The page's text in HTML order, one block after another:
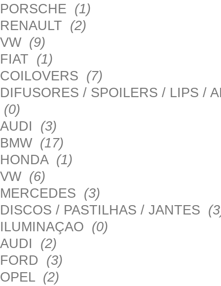
PORSCHE (1)
RENAULT (2)
VW (9)
FIAT (1)
COILOVERS (7)
DIFUSORES / SPOILERS / LIPS /
(0)
AUDI (3)
BMW (17)
HONDA (1)
VW (6)
MERCEDES (3)
DISCOS / PASTILHAS / JANTES
ILUMINAÇAO (0)
AUDI (2)
FORD (3)
OPEL (2)